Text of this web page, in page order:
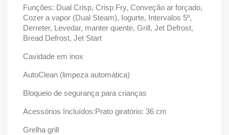
Funções: Dual Crisp, Crisp Fry, Conveção ar forçado,
Cozer a vapor (Dual Steam), Iogurte, Intervalos 5º,
Derreter, Levedar, manter quente, Grill, Jet Defrost,
Bread Defrost, Jet Start
Cavidade em inox
AutoClean (limpeza automática)
Bloqueio de segurança para crianças
Acessórios Incluídos:Prato giratório: 36 cm
Grelha grill